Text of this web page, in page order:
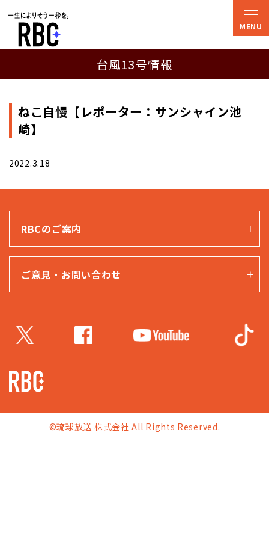
台風13号情報
ねこ自慢【レポーター：サンシャイン池
崎】
2022.3.18
RBCのご案内
ご意見・お問い合わせ
©琉球放送 株式会社 All Rights Reserved.